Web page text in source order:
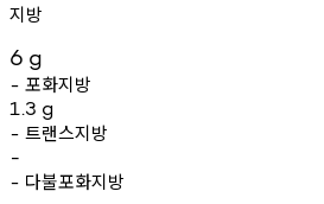
지방
6 g
- 포화지방
1.3 g
- 트랜스지방
-
- 다불포화지방